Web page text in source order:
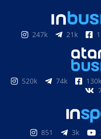
247k 21k
520k 74k 130k
851 3k